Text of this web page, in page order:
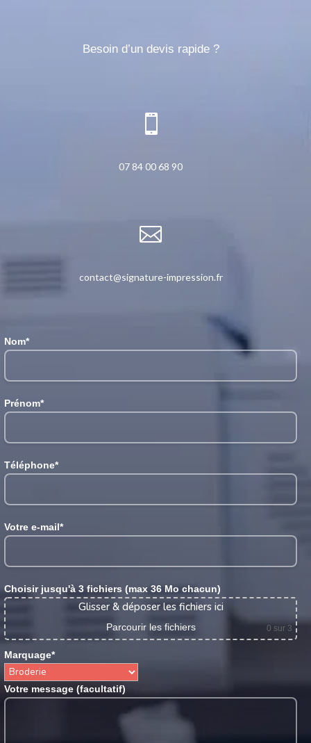
Besoin d’un devis rapide ?

07 84 00 68 90

contact@signature-impression.fr
Nom*
Prénom*
Téléphone*
Votre e-mail*
Choisir jusqu'à 3 fichiers (max 36 Mo chacun)
Glisser & déposer les fichiers ici
Parcourir les fichiers 0 sur 3
Marquage*
Votre message (facultatif)